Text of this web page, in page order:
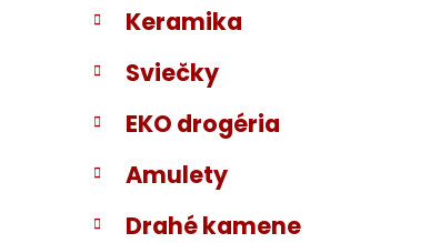
Keramika
Sviečky
EKO drogéria
Amulety
Drahé kamene